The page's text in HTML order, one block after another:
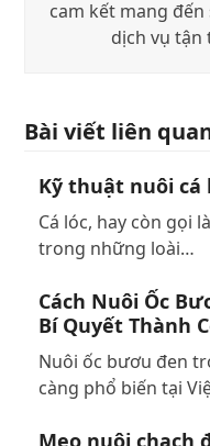
cam kết mang
dịch vụ tận
Bài viết liên
Kỹ thuật nuôi cá
Cá lóc, hay còn gọi
trong những loài…
Cách Nuôi Ốc
Bí Quyết Thành
Nuôi ốc bươu đen
càng phổ biến tại
Mẹo nuôi chạch